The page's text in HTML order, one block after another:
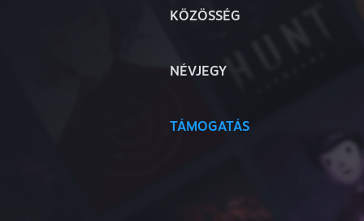
KÖZÖSSÉG
NÉVJEGY
TÁMOGATÁS